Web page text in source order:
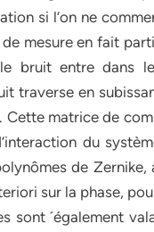
si l’on ne
de mesure en fait
bruit entre dans
traverse en
Cette matrice de
du
de
sur la phase,
sont ´également